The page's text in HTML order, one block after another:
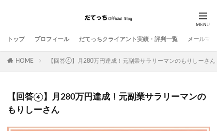
トップ プロフィール だてっちクライアント実績・評判一覧 メールマ
HOME 【回答④】月280万円達成！元副業サラリーマンのもりしーさん
【回答④】月280万円達成！元副業サラリーマンの
もりしーさん